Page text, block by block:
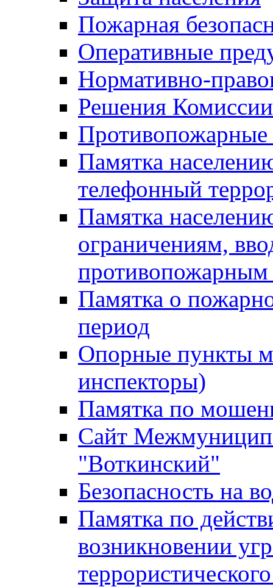
Пожарная
Оперативные
Нормативно-
Решения
Противопожарные
Памятка
телефонный
Памятка
ограничениям,
Памятка о
период
Опорные пункты
инспекторы)
Памятка по
Сайт
"Воткинский"
Безопасность на
Памятка по
возникновении